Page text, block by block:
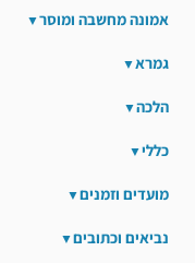
אמונה מחשבה ומוסר
גמרא
הלכה
כללי
מועדים וזמנים
נביאים וכתובים